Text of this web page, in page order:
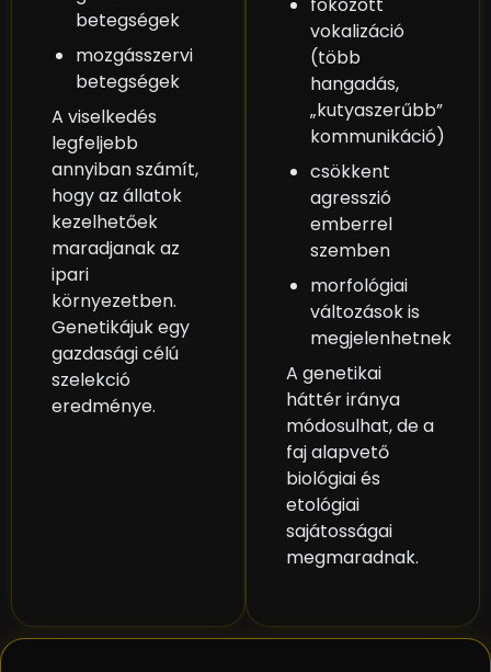
betegségek
mozgásszervi
betegségek
A viselkedés
legfeljebb
annyiban számít,
hogy az állatok
kezelhetőek
maradjanak az
ipari
környezetben.
Genetikájuk egy
gazdasági célú
szelekció
eredménye.
vokalizáció
(több
hangadás,
„kutyaszerűbb”
kommunikáció)
csökkent
agresszió
emberrel
szemben
morfológiai
változások is
megjelenhetnek
A genetikai
háttér iránya
módosulhat, de a
faj alapvető
biológiai és
etológiai
sajátosságai
megmaradnak.